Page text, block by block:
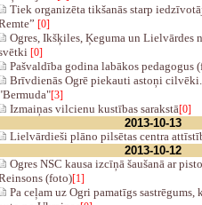
Tiek organizēta tikšanās starp
[0]
Ogres, Ikšķiles, Ķeguma un Lielvārdes
[0]
Pašvaldība godina labākos pedagogus
Brīvdienās Ogrē piekauti astoņi
[3]
Izmaiņas vilcienu kustības sarakstā[0]
2013-10-13
Lielvārdieši plāno pilsētas centra
2013-10-12
Ogres NSC kausa izcīņā šaušanā ar
(foto)[1]
Pa ceļam uz Ogri pamatīgs sastrēgums,